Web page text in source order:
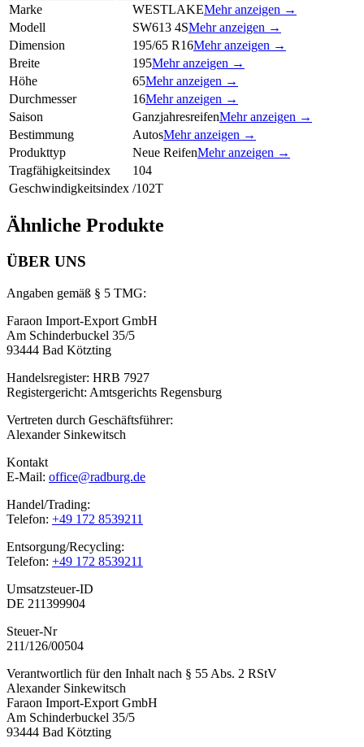
Marke WESTLAKEMehr anzeigen →
Modell
SW613 4SMehr anzeigen →
Dimension
195/65 R16Mehr anzeigen →
Breite
195Mehr anzeigen →
Höhe
65Mehr anzeigen →
Durchmesser
16Mehr anzeigen →
Saison
GanzjahresreifenMehr anzeigen →
Bestimmung
AutosMehr anzeigen →
Produkttyp
Neue ReifenMehr anzeigen →
Tragfähigkeitsindex
104
Geschwindigkeitsindex /102T
Ähnliche Produkte
ÜBER UNS
Angaben gemäß § 5 TMG:
Faraon Import-Export GmbH
Am Schinderbuckel 35/5
93444 Bad Kötzting
Handelsregister: HRB 7927
Registergericht: Amtsgerichts Regensburg
Vertreten durch Geschäftsführer:
Alexander Sinkewitsch
Kontakt
E-Mail: office@radburg.de
Handel/Trading:
Telefon: +49 172 8539211
Entsorgung/Recycling:
Telefon: +49 172 8539211
Umsatzsteuer-ID
DE 211399904
Steuer-Nr
211/126/00504
Verantwortlich für den Inhalt nach § 55 Abs. 2 RStV
Alexander Sinkewitsch
Faraon Import-Export GmbH
Am Schinderbuckel 35/5
93444 Bad Kötzting